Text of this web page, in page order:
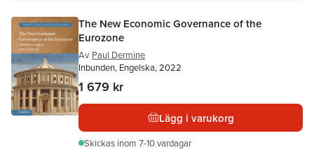
The New Economic Governance of the
Eurozone
Av Paul Dermine
Inbunden, Engelska, 2022
1 679 kr
Lägg i varukorg
Skickas inom 7-10 vardagar